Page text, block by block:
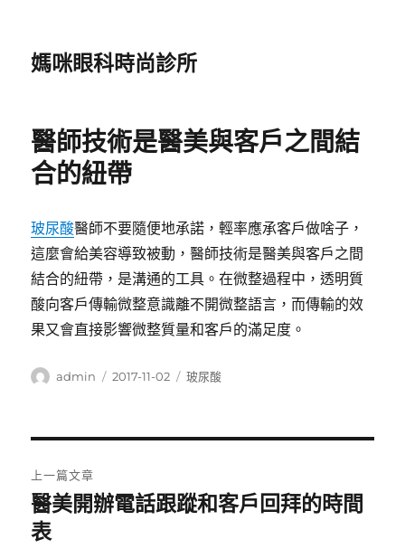
媽咪眼科時尚診所
醫師技術是醫美與客戶之間結
合的紐帶
玻尿酸醫師不要隨便地承諾，輕率應承客戶做啥子，
這麼會給美容導致被動，醫師技術是醫美與客戶之間
結合的紐帶，是溝通的工具。在微整過程中，透明質
酸向客戶傳輸微整意識離不開微整語言，而傳輸的效
果又會直接影響微整質量和客戶的滿足度。
作
admin
發
2017-11-02
分
玻尿酸
章
導
上一篇文章
上
一
醫美開辦電話跟蹤和客戶回拜的時間
表